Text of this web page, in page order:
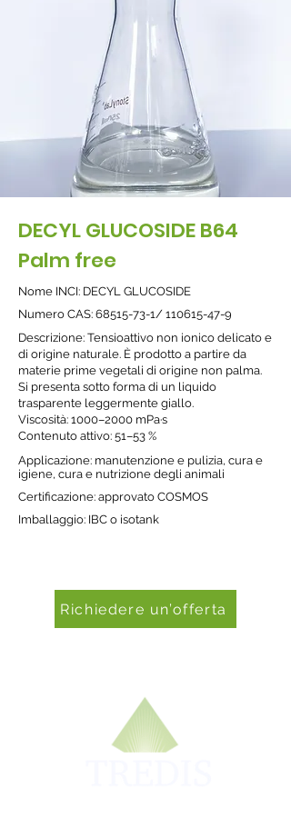
DECYL GLUCOSIDE B64
Palm free
Nome INCI: DECYL GLUCOSIDE
Numero CAS: 68515-73-1/ 110615-47-9
Descrizione: Tensioattivo non ionico delicato e
di origine naturale. È prodotto a partire da
materie prime vegetali di origine non palma.
Si presenta sotto forma di un liquido
trasparente leggermente giallo.
Viscosità: 1000–2000 mPa·s
Contenuto attivo: 51–53 %
Applicazione: manutenzione e pulizia, cura e
igiene, cura e nutrizione degli animali
Certificazione: approvato COSMOS
Imballaggio: IBC o isotank
Richiedere un’offerta